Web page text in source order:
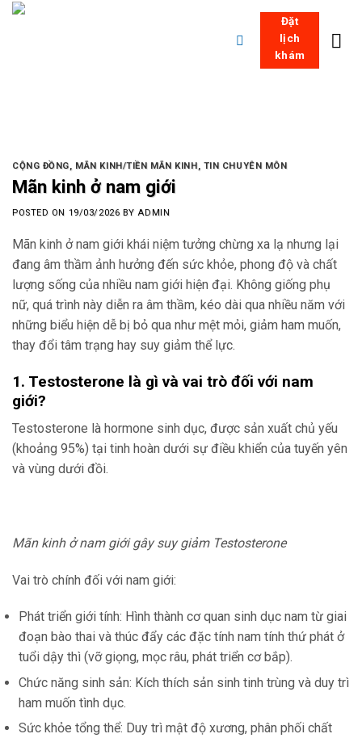
Skip
Đặt
lịch
khám
CỘNG ĐỒNG, MÃN KINH/TIỀN MÃN KINH, TIN CHUYÊN MÔN
Mãn kinh ở nam giới
POSTED ON 19/03/2026 BYADMIN
Mãn kinh ở nam giới khái niệm tưởng chừng xa lạ nhưng lại
đang âm thầm ảnh hưởng đến sức khỏe, phong độ và chất
lượng sống của nhiều nam giới hiện đại. Không giống phụ
nữ, quá trình này diễn ra âm thầm, kéo dài qua nhiều năm với
những biểu hiện dễ bị bỏ qua như mệt mỏi, giảm ham muốn,
thay đổi tâm trạng hay suy giảm thể lực.
1. Testosterone là gì và vai trò đối với nam
giới?
Testosterone là hormone sinh dục, được sản xuất chủ yếu
(khoảng 95%) tại tinh hoàn dưới sự điều khiển của tuyến yên
và vùng dưới đồi.
Mãn kinh ở nam giới gây suy giảm Testosterone
Vai trò chính đối với nam giới:
Phát triển giới tính: Hình thành cơ quan sinh dục nam từ giai
đoạn bào thai và thúc đẩy các đặc tính nam tính thứ phát ở
tuổi dậy thì (vỡ giọng, mọc râu, phát triển cơ bắp).
Chức năng sinh sản: Kích thích sản sinh tinh trùng và duy trì
ham muốn tình dục.
Sức khỏe tổng thể: Duy trì mật độ xương, phân phối chất